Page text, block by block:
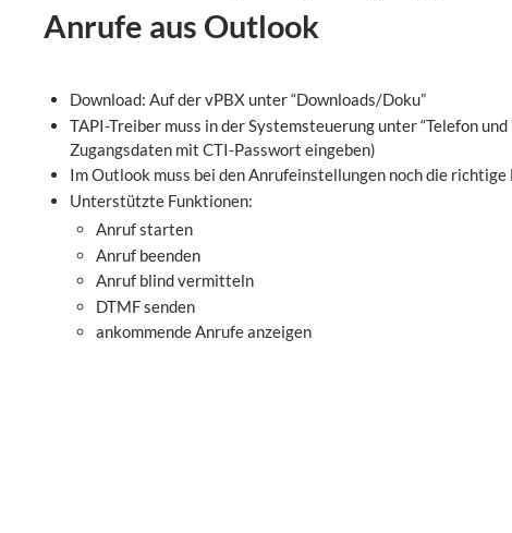
Anrufe aus Outlook
Download: Auf der vPBX unter “Downloads/Doku”
TAPI-Treiber muss in der Systemsteuerung unter “Telefon
Zugangsdaten mit CTI-Passwort eingeben)
Im Outlook muss bei den Anrufeinstellungen noch die
Unterstützte Funktionen:
Anruf starten
Anruf beenden
Anruf blind vermitteln
DTMF senden
ankommende Anrufe anzeigen